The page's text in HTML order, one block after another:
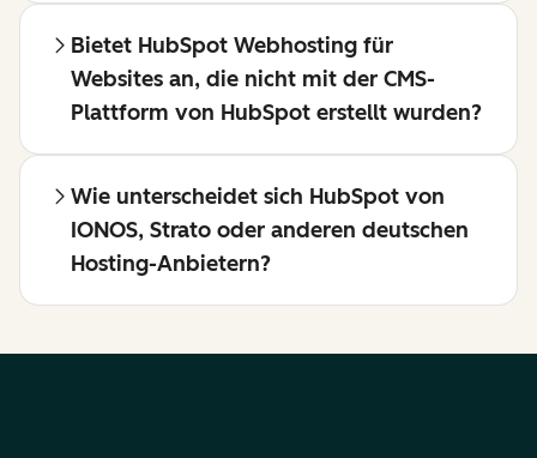
Bietet HubSpot Webhosting für
Websites an, die nicht mit der CMS-
Plattform von HubSpot erstellt wurden?
Wie unterscheidet sich HubSpot von
IONOS, Strato oder anderen deutschen
Hosting-Anbietern?